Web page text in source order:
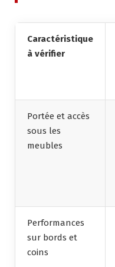
Caractéristique
à vérifier
Portée et accès
sous les
meubles
Performances
sur bords et
coins